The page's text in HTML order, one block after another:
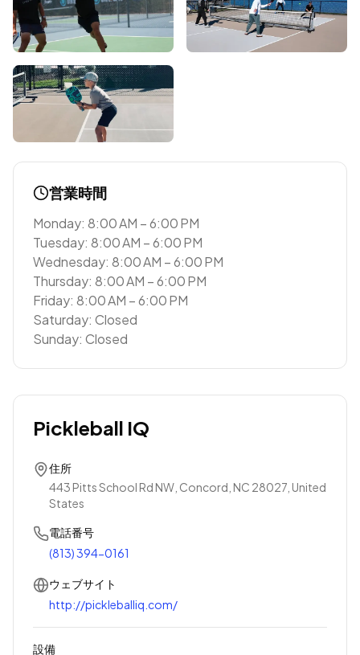
営業時間
Monday: 8:00 AM – 6:00 PM
Tuesday: 8:00 AM – 6:00 PM
Wednesday: 8:00 AM – 6:00 PM
Thursday: 8:00 AM – 6:00 PM
Friday: 8:00 AM – 6:00 PM
Saturday: Closed
Sunday: Closed
Pickleball IQ
住所
443 Pitts School Rd NW, Concord, NC 28027, United
States
電話番号
(813) 394-0161
ウェブサイト
http://pickleballiq.com/
設備